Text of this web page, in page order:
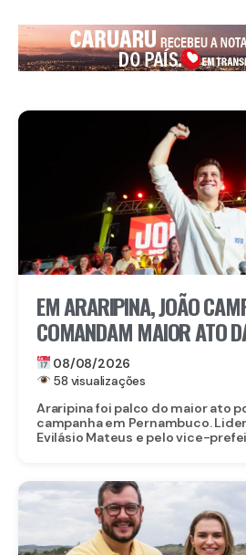
EM ARARIPINA, JOÃO
COMANDAM MAIOR ATO
CAMPANHA NO SERTÃO
08/08/2026
58 visualizações
Araripina foi palco do maior ato
campanha em Pernambuco.
Evilásio Mateus e pelo vice-